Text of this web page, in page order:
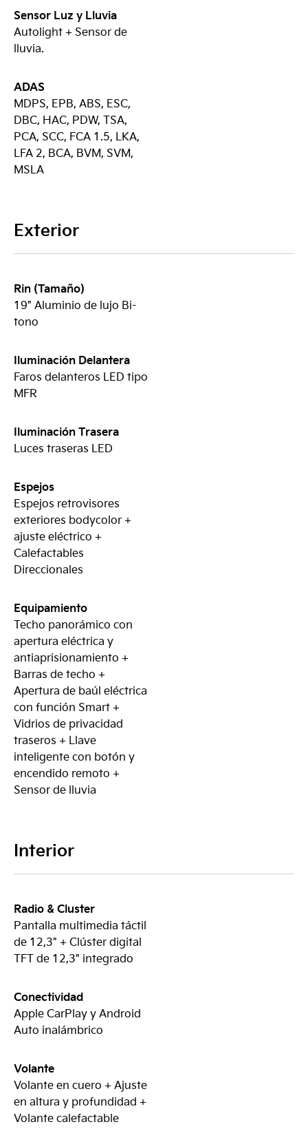
Sensor Luz y Lluvia
Autolight + Sensor de
lluvia.
ADAS
MDPS, EPB, ABS, ESC,
DBC, HAC, PDW, TSA,
PCA, SCC, FCA 1.5, LKA,
LFA 2, BCA, BVM, SVM,
MSLA
Exterior
Rin (Tamaño)
19" Aluminio de lujo Bi-
tono
Iluminación Delantera
Faros delanteros LED tipo
MFR
Iluminación Trasera
Luces traseras LED
Espejos
Espejos retrovisores
exteriores bodycolor +
ajuste eléctrico +
Calefactables
Direccionales
Equipamiento
Techo panorámico con
apertura eléctrica y
antiaprisionamiento +
Barras de techo +
Apertura de baúl eléctrica
con función Smart +
Vidrios de privacidad
traseros + Llave
inteligente con botón y
encendido remoto +
Sensor de lluvia
Interior
Radio & Cluster
Pantalla multimedia táctil
de 12,3" + Clúster digital
TFT de 12,3" integrado
Conectividad
Apple CarPlay y Android
Auto inalámbrico
Volante
Volante en cuero + Ajuste
en altura y profundidad +
Volante calefactable